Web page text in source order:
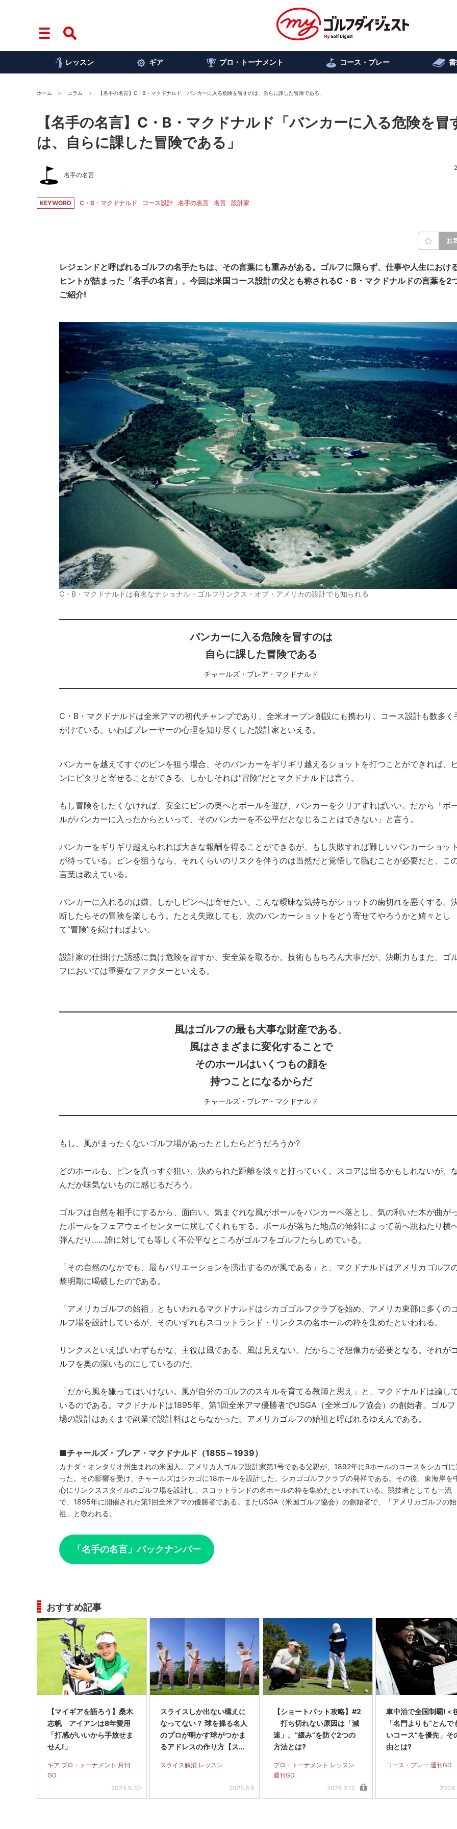
レッスン ギア プロ・トーナメント コース・プレー
ホーム コラム 【名手の名言】C・B・マクドナルド「バンカーに入る危険を冒すのは、自らに課した冒険である」
【名手の名言】C・B・マクドナルド「バンカーに入る危険を冒
は、自らに課した冒険である」
名手の名言
KEYWORD C・B・マクドナルド コース設計 名手の名言 名言 設計家
お
レジェンドと呼ばれるゴルフの名手たちは、その言葉にも重みがある。ゴルフに限らず、仕事や人生におけ
ヒントが詰まった「名手の名言」。今回は米国コース設計の父とも称されるC・B・マクドナルドの言葉を2
ご紹介!
C・B・マクドナルドは有名なナショナル・ゴルフリンクス・オブ・アメリカの設計でも知られる
バンカーに入る危険を冒すのは
自らに課した冒険である
チャールズ・ブレア・マクドナルド
C・B・マクドナルドは全米アマの初代チャンプであり、全米オープン創設にも携わり、コース設計も数多く
がけている。いわばプレーヤーの心理を知り尽くした設計家といえる。
バンカーを越えてすぐのピンを狙う場合、そのバンカーをギリギリ越えるショットを打つことができれば、
ンにピタリと寄せることができる。しかしそれは“冒険”だとマクドナルドは言う。
もし冒険をしたくなければ、安全にピンの奥へとボールを運び、バンカーをクリアすればいい。だから「ボ
ルがバンカーに入ったからといって、そのバンカーを不公平だとなじることはできない」と言う。
バンカーをギリギリ越えられれば大きな報酬を得ることができるが、もし失敗すれば難しいバンカーショッ
が待っている。ピンを狙うなら、それくらいのリスクを伴うのは当然だと覚悟して臨むことが必要だと、こ
言葉は教えている。
バンカーに入れるのは嫌、しかしピンへは寄せたい。こんな曖昧な気持ちがショットの歯切れを悪くする。
断したらその冒険を楽しもう。たとえ失敗しても、次のバンカーショットをどう寄せてやろうかと嬉々とし
て“冒険”を続ければよい。
設計家の仕掛けた誘惑に負け危険を冒すか、安全策を取るか。技術ももちろん大事だが、決断力もまた、ゴ
フにおいては重要なファクターといえる。
風はゴルフの最も大事な財産である。
風はさまざまに変化することで
そのホールはいくつもの顔を
持つことになるからだ
チャールズ・ブレア・マクドナルド
もし、風がまったくないゴルフ場があったとしたらどうだろうか?
どのホールも、ピンを真っすぐ狙い、決められた距離を淡々と打っていく。スコアは出るかもしれないが、
んだか味気ないものに感じるだろう。
ゴルフは自然を相手にするから、面白い。気まぐれな風がボールをバンカーへ落とし、気の利いた木が曲が
たボールをフェアウェイセンターに戻してくれもする。ボールが落ちた地点の傾斜によって前へ跳ねたり横
弾んだり……誰に対しても等しく不公平なところがゴルフをゴルフたらしめている。
「その自然のなかでも、最もバリエーションを演出するのが風である」と、マクドナルドはアメリカゴルフ
黎明期に喝破したのである。
「アメリカゴルフの始祖」ともいわれるマクドナルドはシカゴゴルフクラブを始め、アメリカ東部に多くの
ルフ場を設計しているが、そのいずれもスコットランド・リンクスの名ホールの粋を集めたといわれる。
リンクスといえばいわずもがな、主役は風である。風は見えない。だからこそ想像力が必要となる。それが
ルフを奥の深いものにしているのだ。
「だから風を嫌ってはいけない。風が自分のゴルフのスキルを育てる教師と思え」と、マクドナルドは諭し
いるのである。マクドナルドは1895年、第1回全米アマ優勝者でUSGA（全米ゴルフ協会）の創始者。ゴルフ
場の設計はあくまで副業で設計料はとらなかった。アメリカゴルフの始祖と呼ばれるゆえんである。
■チャールズ・ブレア・マクドナルド（1855～1939）
カナダ・オンタリオ州生まれの米国人。アメリカ人ゴルフ設計家第1号である父親が、1892年に9ホールのコースをシカゴに
った。その影響を受け、チャールズはシカゴに18ホールを設計した。シカゴゴルフクラブの発祥である。その後、東海岸を
心にリンクススタイルのゴルフ場を設計し、スコットランドの名ホールの粋を集めたといわれている。競技者としても一流
で、1895年に開催された第1回全米アマの優勝者である。またUSGA（米国ゴルフ協会）の創始者で、「アメリカゴルフの始
祖」と敬われる。
「名手の名言」バックナンバー
おすすめ記事
【マイギアを語ろう】桑木
志帆 アイアンは8年愛用
「打感がいいから手放せま
せん!」
ギア プロ・トーナメント 月刊
GD
2024.8.30
スライスしか出ない構えに
なってない？ 球を操る名人
のプロが明かす球がつかま
るアドレスの作り方【スラ
スライス解消 レッスン
2026.8.6
【ショートパット攻略】#2
打ち切れない原因は「減
速」。“緩み”を防ぐ2つの
方法とは?
プロ・トーナメント レッスン
週刊GD
2024.2.12
車中泊で全国制覇!＜
「名門よりも“とんで
いコース”を優先」そ
由とは?
コース・プレー 週刊GD